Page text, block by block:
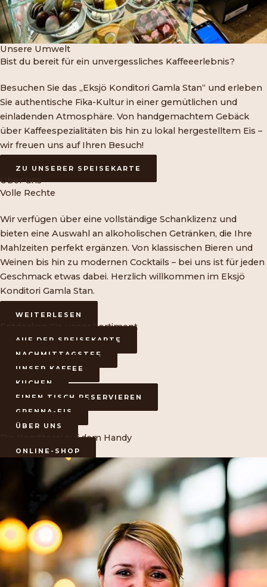
Unsere Umwelt
Bist du bereit für ein unvergessliches Kaffeeerlebnis?
Besuchen Sie das „Eksjö Konditori Gamla Stan“ und erleben
Sie authentische Fika-Kultur in einer gemütlichen und
einladenden Atmosphäre. Von handgemachtem Gebäck
über Kaffeespezialitäten bis hin zu lokal hergestelltem Eis –
wir freuen uns auf Ihren Besuch!
ZU UNSERER SPEISEKARTE
Über uns
Volle Rechte
Wir verfügen über eine vollständige Schanklizenz und
bieten eine Auswahl an alkoholischen Getränken, die Ihre
Mahlzeiten perfekt ergänzen. Von klassischen Bieren und
Weinen bis hin zu modernen Cocktails – bei uns ist für jeden
Geschmack etwas dabei. Herzlich willkommen im Eksjö
Konditori Gamla Stan.
WEITERLESEN
Entdecken Sie unser Sortiment
AUF DER SPEISEKARTE
NACHMITTAGSTEE
UNSER KAFFEE
KUCHEN
EINEN TISCH RESERVIEREN
GRENNA-EIS
ÜBER UNS
Die Konditorei auf dem Handy
ONLINE-SHOP